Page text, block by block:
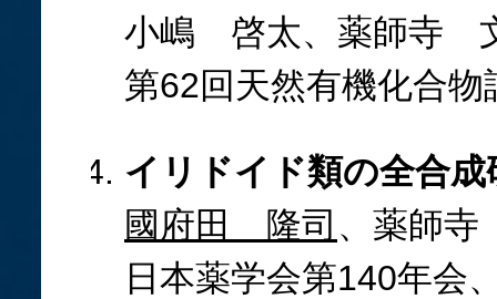
小嶋 啓太、薬師寺
第62回天然有機化合
イリドイド類の全合成
國府田 隆司 、薬師
日本薬学会第140年会